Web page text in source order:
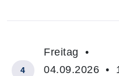
4
Freitag •
04.09.2026 •